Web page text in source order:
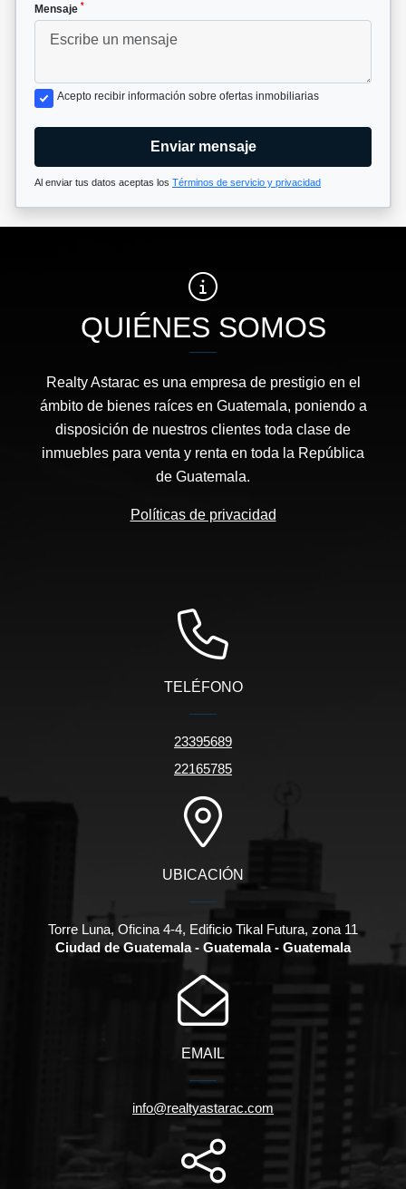
Mensaje *
Acepto recibir información sobre ofertas inmobiliarias
Enviar mensaje
Al enviar tus datos aceptas los Términos de servicio y privacidad
QUIÉNES SOMOS
Realty Astarac es una empresa de prestigio en el
ámbito de bienes raíces en Guatemala, poniendo a
disposición de nuestros clientes toda clase de
inmuebles para venta y renta en toda la República
de Guatemala.
Políticas de privacidad
TELÉFONO
23395689
22165785
UBICACIÓN
Torre Luna, Oficina 4-4, Edificio Tikal Futura, zona 11
Ciudad de Guatemala - Guatemala - Guatemala
EMAIL
info@realtyastarac.com